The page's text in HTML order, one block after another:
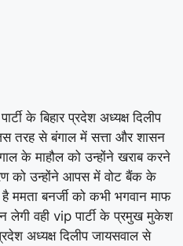
के बिहार प्रदेश अध्यक्ष दिलीप
तरह से बंगाल में सत्ता और शासन
के माहौल को उन्होंने खराब करने
को उन्होंने आपस में वोट बैंक के
ममता बनर्जी को कभी भगवान माफ
लेगी वही vip पार्टी के प्रमुख मुकेश
अध्यक्ष दिलीप जायसवाल से